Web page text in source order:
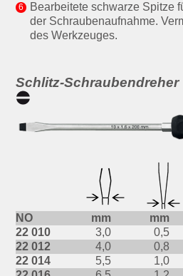
Bearbeitete schwarze Spitze
der Schraubenaufnahme.
des Werkzeuges.
Schlitz-Schraubendreher
NO mm mm
22 010
3,0 0,5
22 012
4,0 0,8
22 014
5,5 1,0